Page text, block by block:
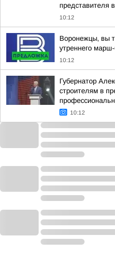
представителя
10:12
Воронежцы, вы
утреннего
10:12
Губернатор
строителям в
10:12